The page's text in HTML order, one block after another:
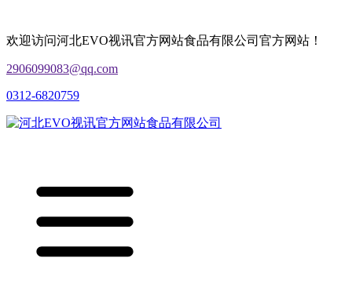
欢迎访问河北EVO视讯官方网站食品有限公司官方网站！
2906099083@qq.com
0312-6820759